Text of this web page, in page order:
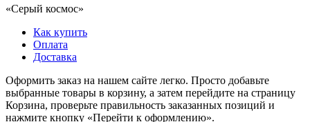
«Серый космос»
Как купить
Оплата
Доставка
Оформить заказ на нашем сайте легко. Просто добавьте
выбранные товары в корзину, а затем перейдите на страницу
Корзина, проверьте правильность заказанных позиций и
нажмите кнопку «Перейти к оформлению».